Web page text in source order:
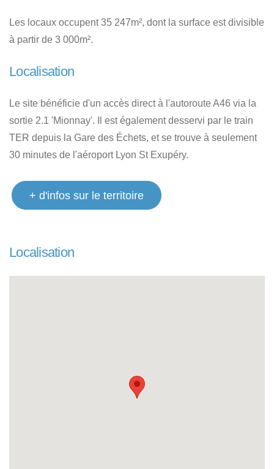
Les locaux occupent 35 247m², dont la surface est divisible
à partir de 3 000m².
Localisation
Le site bénéficie d'un accès direct à l'autoroute A46 via la
sortie 2.1 'Mionnay'. Il est également desservi par le train
TER depuis la Gare des Échets, et se trouve à seulement
30 minutes de l'aéroport Lyon St Exupéry.
+ d'infos sur le territoire
Localisation